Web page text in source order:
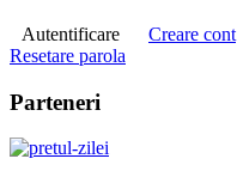
Autentificare
Creare cont
Resetare parola
Parteneri